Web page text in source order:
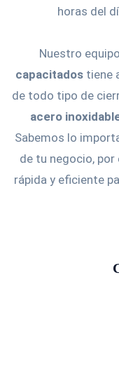
horas del
Nuestro
capacitadostiene
de todo tipo de
acero
Sabemos lo
de tu negocio,
rápida y eficiente